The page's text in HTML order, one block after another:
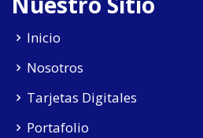
Inicio
Nosotros
Tarjetas Digitales
Portafolio